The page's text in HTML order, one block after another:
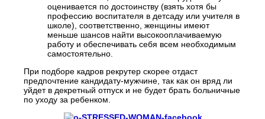
оценивается по достоинству (взять хотя бы
профессию воспитателя в детсаду или учителя в
школе), соответственно, женщины имеют
меньше шансов найти высокооплачиваемую
работу и обеспечивать себя всем необходимым
самостоятельно.
При подборе кадров рекрутер скорее отдаст
предпочтение кандидату-мужчине, так как он вряд ли
уйдет в декретный отпуск и не будет брать больничные
по уходу за ребенком.